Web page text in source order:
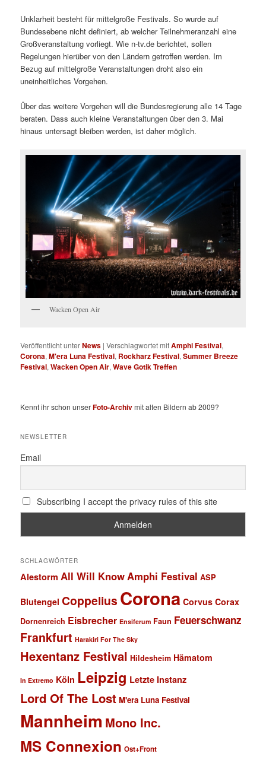
Unklarheit besteht für mittelgroße Festivals. So wurde auf
Bundesebene nicht definiert, ab welcher Teilnehmeranzahl eine
Großveranstaltung vorliegt. Wie n-tv.de berichtet, sollen
Regelungen hierüber von den Ländern getroffen werden. Im
Bezug auf mittelgroße Veranstaltungen droht also ein
uneinheitliches Vorgehen.
Über das weitere Vorgehen will die Bundesregierung alle 14 Tage
beraten. Dass auch kleine Veranstaltungen über den 3. Mai
hinaus untersagt bleiben werden, ist daher möglich.
Wacken Open Air
Veröffentlicht unterNews |Verschlagwortet mitAmphi Festival,
Corona,M'era Luna Festival, Rockharz Festival,Summer Breeze
Festival,Wacken Open Air,Wave Gotik Treffen
Kennt ihr schon unserFoto-Archivmit alten Bildern ab 2009?
NEWSLETTER
Email
Subscribing I accept the privacy rules of this site
SCHLAGWÖRTER
Alestorm All Will Know Amphi Festival ASP
Blutengel Coppelius Corona Corvus Corax
Dornenreich Eisbrecher Ensiferum Faun Feuerschwanz
Frankfurt Harakiri For The Sky
Hexentanz Festival Hildesheim Hämatom
In Extremo Köln Leipzig Letzte Instanz
Lord Of The Lost M'era Luna Festival
Mannheim Mono Inc.
MS Connexion Ost+Front